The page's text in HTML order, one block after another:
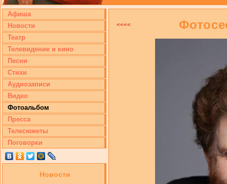
Афиша
Новости
Театр
Телевидение и кино
Песни
Стихи
Аудиозаписи
Видео
Фотоальбом
Пресса
Телесюжеты
Поговорки
Новости
<<<<